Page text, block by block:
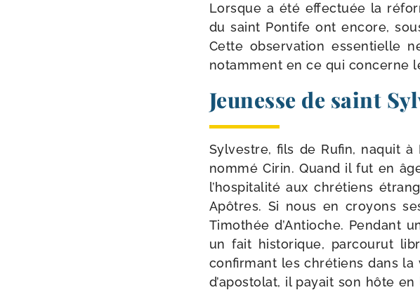
Lorsque a été effec­tuée la
du saint Pontife ont encore,
Cette obser­va­tion essen­tielle
notam­ment en ce qui concerne
Jeunesse de saint
Sylvestre, fils de Rufin, naquit
nom­mé Cirin. Quand il fut en
l’hospitalité aux chré­tiens
Apôtres. Si nous en croyons
Timothée d’Antioche. Pendant
un fait his­to­rique, par­cou­rut
confir­mant les chré­tiens dans
d’apostolat, il payait son hôte